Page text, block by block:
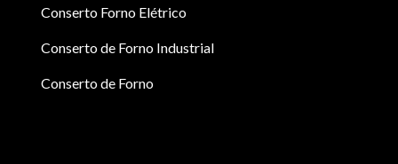
Conserto Forno Elétrico
Conserto de Forno Industrial
Conserto de Forno